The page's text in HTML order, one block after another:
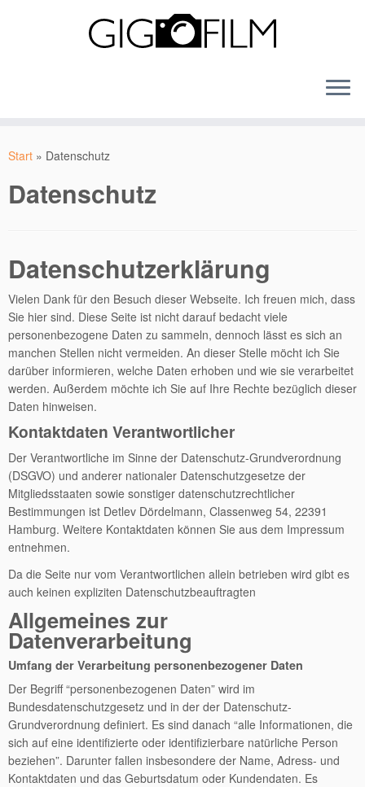
Inhalt
Start » Datenschutz
Datenschutz
Datenschutzerklärung
Vielen Dank für den Besuch dieser Webseite. Ich freuen mich, dass
Sie hier sind. Diese Seite ist nicht darauf bedacht viele
personenbezogene Daten zu sammeln, dennoch lässt es sich an
manchen Stellen nicht vermeiden. An dieser Stelle möcht ich Sie
darüber informieren, welche Daten erhoben und wie sie verarbeitet
werden. Außerdem möchte ich Sie auf Ihre Rechte bezüglich dieser
Daten hinweisen.
Kontaktdaten Verantwortlicher
Der Verantwortliche im Sinne der Datenschutz-Grundverordnung
(DSGVO) und anderer nationaler Datenschutzgesetze der
Mitgliedsstaaten sowie sonstiger datenschutzrechtlicher
Bestimmungen ist Detlev Dördelmann, Classenweg 54, 22391
Hamburg. Weitere Kontaktdaten können Sie aus dem Impressum
entnehmen.
Da die Seite nur vom Verantwortlichen allein betrieben wird gibt es
auch keinen expliziten Datenschutzbeauftragten
Allgemeines zur
Datenverarbeitung
Umfang der Verarbeitung personenbezogener Daten
Der Begriff “personenbezogenen Daten” wird im
Bundesdatenschutzgesetz und in der der Datenschutz-
Grundverordnung definiert. Es sind danach “alle Informationen, die
sich auf eine identifizierte oder identifizierbare natürliche Person
beziehen”. Darunter fallen insbesondere der Name, Adress- und
Kontaktdaten und das Geburtsdatum oder Kundendaten. Es